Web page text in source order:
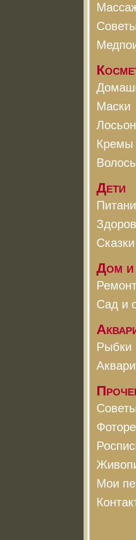
Маски
Кремы
Дети
Сказки
Дом и
Сад и
Рыбки
Мои